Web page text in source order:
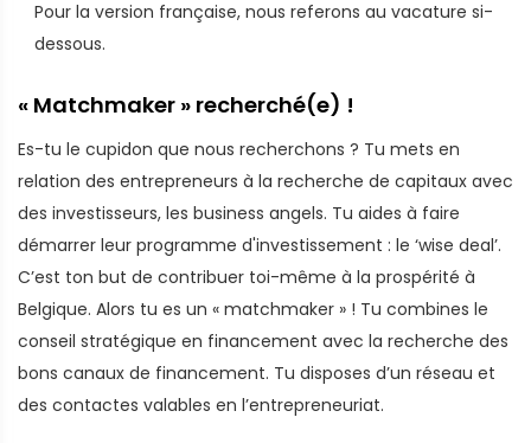
Pour la version française, nous referons au vacature si-
dessous.
« Matchmaker » recherché(e) !
Es-tu le cupidon que nous recherchons ? Tu mets en
relation des entrepreneurs à la recherche de capitaux avec
des investisseurs, les business angels. Tu aides à faire
démarrer leur programme d'investissement : le ‘wise deal’.
C’est ton but de contribuer toi-même à la prospérité à
Belgique. Alors tu es un « matchmaker » ! Tu combines le
conseil stratégique en financement avec la recherche des
bons canaux de financement. Tu disposes d’un réseau et
des contactes valables en l’entrepreneuriat.